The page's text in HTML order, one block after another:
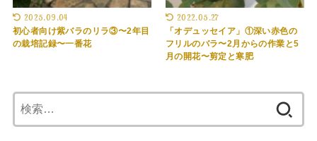
2025.09.04
初心者向け紫バラのリラ③〜2年目
の栽培記録〜一番花
2022.05.27
「オデュッセイア」①深い赤色の
フリルのバラ〜2月からの作業と5
月の開花〜剪定と寒肥
索: